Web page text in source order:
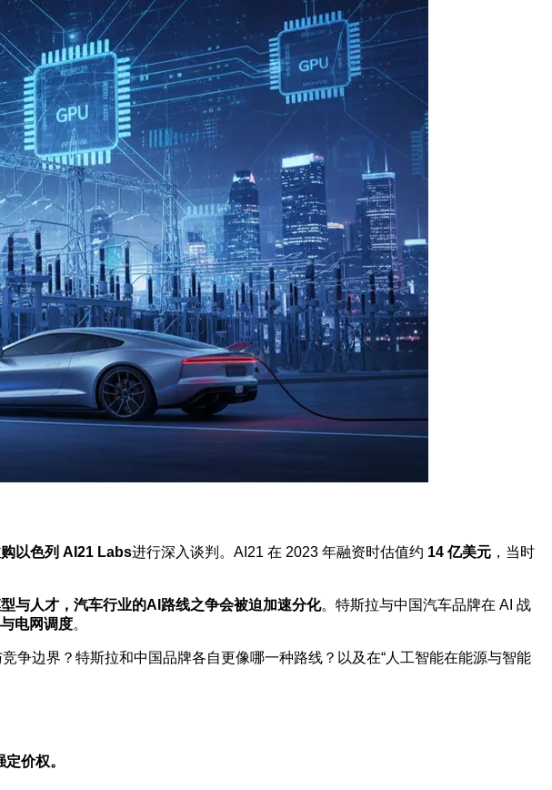
以色列 AI21 Labs进行深入谈判。AI21 在 2023 年融资时估值约 14 亿美元 ，当时
与人才，汽车行业的AI路线之争会被迫加速分化。特斯拉与中国汽车品牌在 AI 战
电网调度。
争边界？特斯拉和中国品牌各自更像哪一种路线？以及在“人工智能在能源与智能
价权。